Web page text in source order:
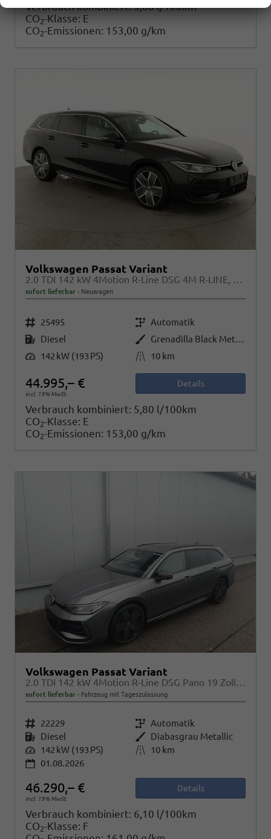
Verbrauch kombiniert:5,80 l/100km
CO2-Klasse: E
CO2-Emissionen: 153,00 g/km
Volkswagen Passat Variant
2.0 TDI 142 kW 4Motion R-Line DSG 4M R-LINE, Pano, AHK, IQ.Light, HUD, 19-Zoll, AreaView, Navi, Side
sofort lieferbar Neuwagen
Fahrzeugnr. 25495 Getriebe Automatik
Kraftstoff Diesel Außenfarbe
Grenadilla Black Metallic
Leistung 142 kW (193 PS) Kilometerstand 10 km
44.995,– €
incl. 19% MwSt.
Details
Verbrauch kombiniert: 5,80 l/100km
CO2-Klasse: E
CO2-Emissionen: 153,00 g/km
Volkswagen Passat Variant
2.0 TDI 142 kW 4Motion R-Line DSG Pano 19 Zoll Head Up AHK Navi
sofort lieferbar Fahrzeug mit Tageszulassung
Fahrzeugnr. 22229 Getriebe Automatik
Kraftstoff Diesel Außenfarbe Diabasgrau Metallic
Leistung 142 kW (193 PS) Kilometerstand
10 km
01.08.2026
46.290,– €
incl. 19% MwSt.
Details
Verbrauch kombiniert: 6,10 l/100km
CO2-Klasse: F